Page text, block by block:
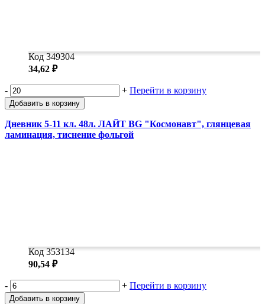
Код 349304
34,62 ₽
- + Перейти в корзину
Добавить в корзину
Дневник 5-11 кл. 48л. ЛАЙТ BG "Космонавт", глянцевая
ламинация, тиснение фольгой
Код 353134
90,54 ₽
- + Перейти в корзину
Добавить в корзину